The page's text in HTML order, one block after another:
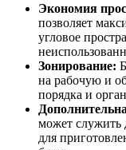
Экономия
позволяет
угловое
Зонирование:
на рабочую и
порядка и
может служить
для